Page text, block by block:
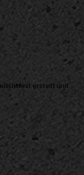
erstellt und